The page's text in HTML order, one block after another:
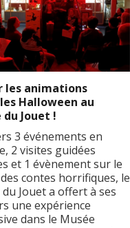
les animations
Halloween au
du Jouet !
3 événements en
2 visites guidées
et 1 évènement sur le
contes horrifiques, le
Jouet a offert à ses
une expérience
dans le Musée